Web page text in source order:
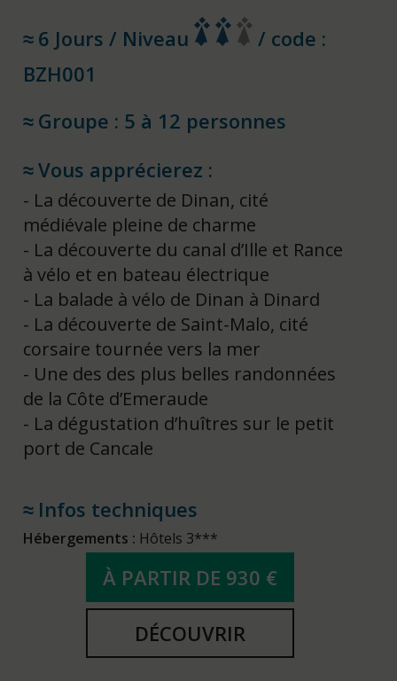
6 Jours / Niveau
/ code :
BZH001
Groupe : 5 à 12 personnes
Vous apprécierez :
La découverte de Dinan, cité
médiévale pleine de charme
La découverte du canal d’Ille et Rance
à vélo et en bateau électrique
La balade à vélo de Dinan à Dinard
La découverte de Saint-Malo, cité
corsaire tournée vers la mer
Une des des plus belles randonnées
de la Côte d’Emeraude
La dégustation d’huîtres sur le petit
port de Cancale
Infos techniques
Hébergements : Hôtels 3***
À PARTIR DE 930 €
DÉCOUVRIR